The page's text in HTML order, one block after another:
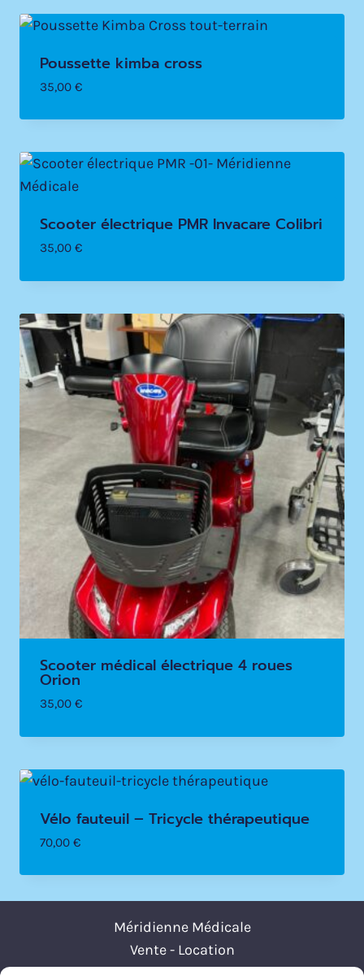
Poussette kimba cross
35,00 €
Scooter électrique PMR Invacare Colibri
35,00 €
Scooter médical électrique 4 roues
Orion
35,00 €
Vélo fauteuil – Tricycle thérapeutique
70,00 €
Méridienne Médicale
Vente - Location